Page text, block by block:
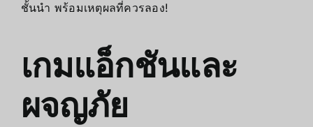
ชั้นนำ พร้อมเหตุผลที่ควรลอง!
เกมแอ็กชันและ
ผจญภัย